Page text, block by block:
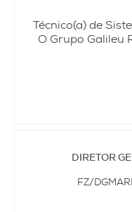
Técnico(a) de
O Grupo Galileu
DIRETOR
FZ/